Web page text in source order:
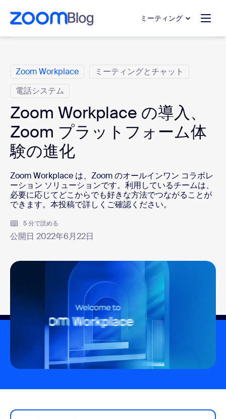
テンツへスキップ
ットへスキップ
ミーティング
Zoom Workplace
ミーティングとチャット
電話システム
Zoom Workplace の導入、
Zoom プラットフォーム体
験の進化
Zoom Workplace は、Zoom のオールインワン コラボレ
ーション ソリューションです。利用しているチームは、
必要に応じてどこからでも好きな方法でつながることが
できます。本投稿で詳しくご確認ください。
5 分で読める
公開日 2022年6月22日